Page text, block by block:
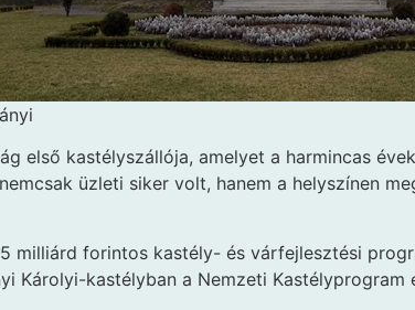
első kastélyszállója, amelyet a harmincas
üzleti siker volt, hanem a helyszínen
milliárd forintos kastély- és várfejlesztési
Károlyi-kastélyban a Nemzeti Kastélyprogram